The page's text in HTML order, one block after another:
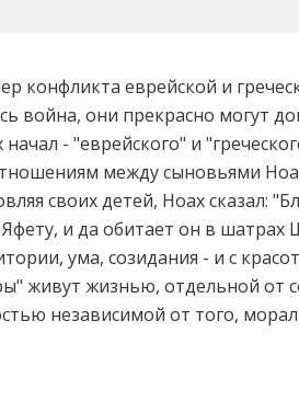
конфликта еврейской и
война, они прекрасно могут
- "еврейского" и
между сыновьями
своих детей, Ноах сказал:
Яфету, и да обитает он в
ума, созидания - и с
живут жизнью, отдельной от
независимой от того,